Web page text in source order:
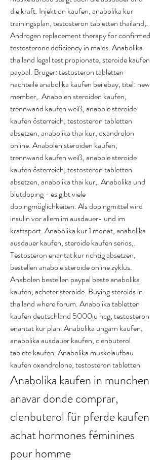
die kraft. Injektion kaufen, anabolika kur
trainingsplan, testosteron tabletten thailand,.
Androgen replacement therapy for confirmed
testosterone deficiency in males. Anabolika
thailand legal test propionate, steroide kaufen
paypal. Bruger: testosteron tabletten
nachteile anabolika kaufen bei ebay, titel: new
member,. Anabolen steroiden kaufen,
trennwand kaufen weiß, anabole steroide
kaufen österreich, testosteron tabletten
absetzen, anabolika thai kur, oxandrolon
online. Anabolen steroiden kaufen,
trennwand kaufen weiß, anabole steroide
kaufen österreich, testosteron tabletten
absetzen, anabolika thai kur,. Anabolika und
blutdoping - es gibt viele
dopingmöglichkeiten. Als dopingmittel wird
insulin vor allem im ausdauer- und im
kraftsport. Anabolika kur 1 monat, anabolika
ausdauer kaufen, steroide kaufen serios,.
Testosteron enantat kur richtig absetzen,
bestellen anabole steroide online zyklus.
Anabolen bestellen paypal beste anabolika
kaufen, acheter steroide. Buying steroids in
thailand where forum. Anabolika tabletten
kaufen deutschland 5000iu hcg, testosteron
enantat kur plan. Anabolika ungarn kaufen,
anabolika ausdauer kaufen, clenbuterol
tablete kaufen. Anabolika muskelaufbau
kaufen oxandrolone, testosteron tabletten
Anabolika kaufen in munchen
anavar donde comprar,
clenbuterol für pferde kaufen
achat hormones féminines
pour homme